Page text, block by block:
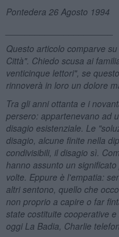
Pontedera 26Agosto 1994
Questo articolo comparve
Città". Chiedo scusa ai
venticinque lettori", se
rinnoverà in loro un dolore
Tra gli anni ottanta e i
persero: appartenevano ad
disagio esistenziale. Le
disagio, alcune finite nella
condivisibili, il disagio sì .
hanno assunto un
volte. Eppure è l'empatia:
altri sentono, quello che
non proprio a capire o far
state costituite cooperative
oggi La Badia, Charlie